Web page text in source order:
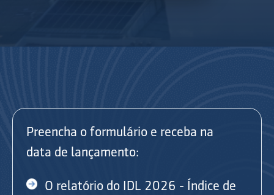
Preencha o formulário e receba na
data de lançamento:
O relatório do IDL 2026 - Índice de